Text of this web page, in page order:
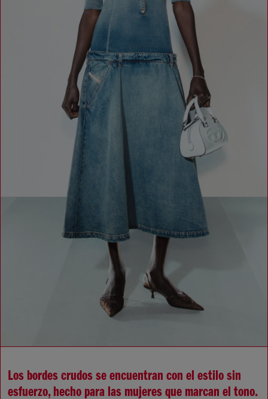
Los bordes crudos se encuentran con el estilo sin
esfuerzo, hecho para las mujeres que marcan el tono.